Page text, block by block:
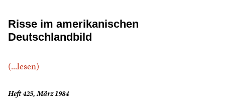
Risse im amerikanischen
Deutschlandbild
(...lesen)
Heft 425, März 1984